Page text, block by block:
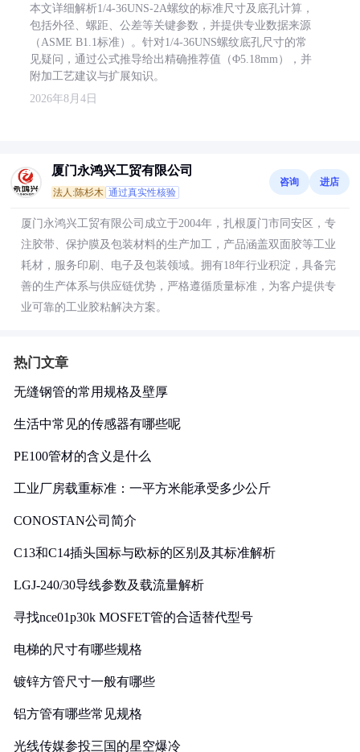
本文详细解析1/4-36UNS-2A螺纹的标准尺寸及底孔计算，
包括外径、螺距、公差等关键参数，并提供专业数据来源
（ASME B1.1标准）。针对1/4-36UNS螺纹底孔尺寸的常
见疑问，通过公式推导给出精确推荐值（Φ5.18mm），并
附加工艺建议与扩展知识。
2026年8月4日
厦门永鸿兴工贸有限公司
法人:陈杉木 通过真实性核验
咨询 进店
厦门永鸿兴工贸有限公司成立于2004年，扎根厦门市同安区，专
注胶带、保护膜及包装材料的生产加工，产品涵盖双面胶等工业
耗材，服务印刷、电子及包装领域。拥有18年行业积淀，具备完
善的生产体系与供应链优势，严格遵循质量标准，为客户提供专
业可靠的工业胶粘解决方案。
热门文章
无缝钢管的常用规格及壁厚
生活中常见的传感器有哪些呢
PE100管材的含义是什么
工业厂房载重标准：一平方米能承受多少公斤
CONOSTAN公司简介
C13和C14插头国标与欧标的区别及其标准解析
LGJ-240/30导线参数及载流量解析
寻找nce01p30k MOSFET管的合适替代型号
电梯的尺寸有哪些规格
镀锌方管尺寸一般有哪些
铝方管有哪些常见规格
光线传媒参投三国的星空爆冷